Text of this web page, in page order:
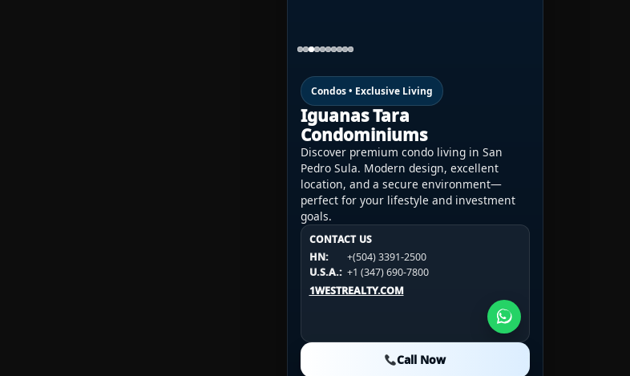
Condos • Exclusive Living
Iguanas Tara
Condominiums
Discover premium condo living in San
Pedro Sula. Modern design, excellent
location, and a secure environment—
perfect for your lifestyle and investment
goals.
CONTACT US
HN:
+(504) 3391-2500
U.S.A.: +1 (347) 690-7800
1WESTREALTY.COM
Call Now
CONTACT US
HN:
+(504) 3391-2500
U.S.A.:
+1 (984) 246-2100
1WESTREALTY.COM
CONTACT US
HN:
+(504) 3391-2500
U.S.A.: +1 (984) 246-2100
1WESTREALTY.COM
Call Now